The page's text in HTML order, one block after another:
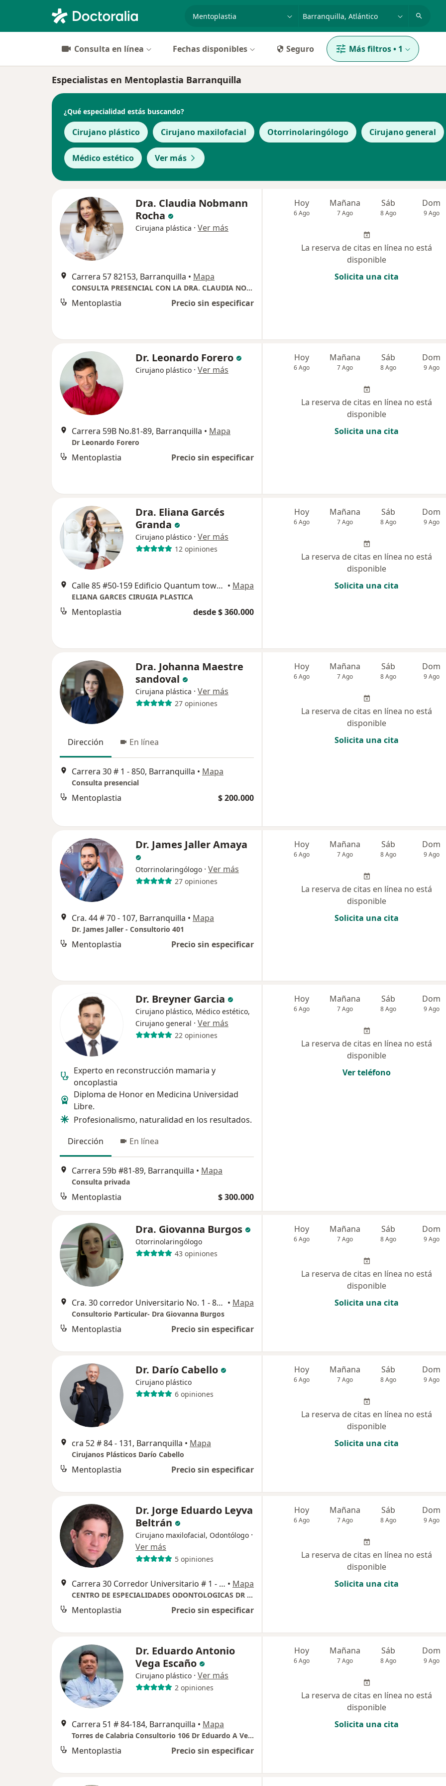
Consulta en línea Fechas disponibles Seguro Más filtros• 1
Especialistas en Mentoplastia Barranquilla
¿Qué especialidad estás buscando?
Cirujano plástico Cirujano maxilofacial Otorrinolaringólogo Cirujano general
Médico estético Ver más
Dra. Claudia Nobmann
Rocha
Cirujana plástica · Ver más
Carrera 57 82153, Barranquilla • Mapa
CONSULTA PRESENCIAL CON LA DRA. CLAUDIA NOBMANN
Mentoplastia Precio sin especificar
Hoy
6 Ago
Mañana
7 Ago
Sáb
8 Ago
Dom
9 Ago
La reserva de citas en línea no está
disponible
Solicita una cita
Dr. Leonardo Forero
Cirujano plástico · Ver más
Carrera 59B No.81-89, Barranquilla • Mapa
Dr Leonardo Forero
Mentoplastia Precio sin especificar
Hoy
6 Ago
Mañana
7 Ago
Sáb
8 Ago
Dom
9 Ago
La reserva de citas en línea no está
disponible
Solicita una cita
Dra. Eliana Garcés
Granda
Cirujano plástico · Ver más
12 opiniones
Calle 85 #50-159 Edificio Quantum tower, Barranquilla • Mapa
ELIANA GARCES CIRUGIA PLASTICA
Mentoplastia desde $ 360.000
Hoy
6 Ago
Mañana
7 Ago
Sáb
8 Ago
Dom
9 Ago
La reserva de citas en línea no está
disponible
Solicita una cita
Dra. Johanna Maestre
sandoval
Cirujana plástica · Ver más
27 opiniones
Dirección En línea
Carrera 30 # 1 - 850, Barranquilla • Mapa
Consulta presencial
Mentoplastia $ 200.000
Hoy
6 Ago
Mañana
7 Ago
Sáb
8 Ago
Dom
9 Ago
La reserva de citas en línea no está
disponible
Solicita una cita
Dr. James Jaller Amaya
Otorrinolaringólogo · Ver más
27 opiniones
Cra. 44 # 70 - 107, Barranquilla • Mapa
Dr. James Jaller - Consultorio 401
Mentoplastia Precio sin especificar
Hoy
6 Ago
Mañana
7 Ago
Sáb
8 Ago
Dom
9 Ago
La reserva de citas en línea no está
disponible
Solicita una cita
Dr. Breyner Garcia
Cirujano plástico, Médico estético,
Cirujano general · Ver más
22 opiniones
Experto en reconstrucción mamaria y
oncoplastia
Diploma de Honor en Medicina Universidad
Libre.
Profesionalismo, naturalidad en los resultados.
Dirección
En línea
Carrera 59b #81-89, Barranquilla • Mapa
Consulta privada
Mentoplastia $ 300.000
Hoy
6 Ago
Mañana
7 Ago
Sáb
8 Ago
Dom
9 Ago
La reserva de citas en línea no está
disponible
Ver teléfono
Dra. Giovanna Burgos
Otorrinolaringólogo
43 opiniones
Cra. 30 corredor Universitario No. 1 - 850, Barranquilla • Mapa
Consultorio Particular- Dra Giovanna Burgos
Mentoplastia Precio sin especificar
Hoy
6 Ago
Mañana
7 Ago
Sáb
8 Ago
Dom
9 Ago
La reserva de citas en línea no está
disponible
Solicita una cita
Dr. Darío Cabello
Cirujano plástico
6 opiniones
cra 52 # 84 - 131, Barranquilla • Mapa
Cirujanos Plásticos Darío Cabello
Mentoplastia Precio sin especificar
Hoy
6 Ago
Mañana
7 Ago
Sáb
8 Ago
Dom
9 Ago
La reserva de citas en línea no está
disponible
Solicita una cita
Dr. Jorge Eduardo Leyva
Beltrán
Cirujano maxilofacial, Odontólogo ·
Ver más
5 opiniones
Carrera 30 Corredor Universitario # 1 - 850, Barranquilla • Mapa
CENTRO DE ESPECIALIDADES ODONTOLOGICAS DR JORGE LEYVA
Mentoplastia Precio sin especificar
Hoy
6 Ago
Mañana
7 Ago
Sáb
8 Ago
Dom
9 Ago
La reserva de citas en línea no está
disponible
Solicita una cita
Dr. Eduardo Antonio
Vega Escaño
Cirujano plástico · Ver más
2 opiniones
Carrera 51 # 84-184, Barranquilla • Mapa
Torres de Calabria Consultorio 106 Dr Eduardo A Vega Escaño
Mentoplastia Precio sin especificar
Hoy
6 Ago
Mañana
7 Ago
Sáb
8 Ago
Dom
9 Ago
La reserva de citas en línea no está
disponible
Solicita una cita